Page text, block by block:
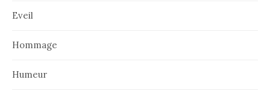
Eveil
Hommage
Humeur